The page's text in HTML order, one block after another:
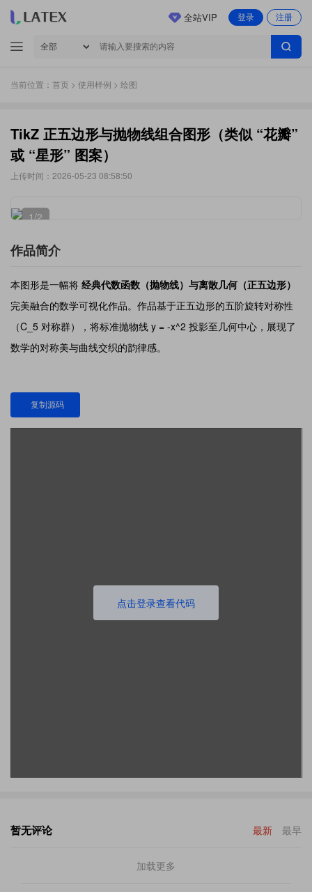
登录 注册
全站VIP
当前位置： 首页 > 使用样例 > 绘图
TikZ 正五边形与抛物线组合图形（类似 “花瓣”
或 “星形” 图案）
上传时间：2026-05-23 08:58:50
1/2
作品简介
本图形是一幅将 经典代数函数（抛物线）与离散几何（正五边形）
完美融合的数学可视化作品。作品基于正五边形的五阶旋转对称性
（C_5 对称群），将标准抛物线 y = -x^2 投影至几何中心，展现了
数学的对称美与曲线交织的韵律感。
复制源码
点击登录查看代码
暂无评论 最新 最早
加载更多